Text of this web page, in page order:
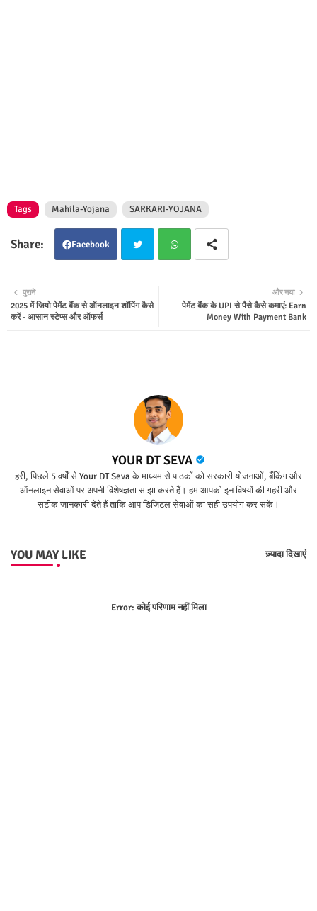
Tags Mahila-Yojana SARKARI-YOJANA
Facebook
ter tsap
और नया
पेमेंट बैंक के UPI से पैसे कैसे कमाएं: Earn
Money With Payment Bank
पुराने
2025 में जियो पेमेंट बैंक से ऑनलाइन शॉपिंग कैसे
करें - आसान स्टेप्स और ऑफर्स
YOUR DT SEVA
हरी, पिछले 5 वर्षों से Your DT Seva के माध्यम से पाठकों को सरकारी योजनाओं, बैंकिंग और
ऑनलाइन सेवाओं पर अपनी विशेषज्ञता साझा करते हैं। हम आपको इन विषयों की गहरी और
सटीक जानकारी देते हैं ताकि आप डिजिटल सेवाओं का सही उपयोग कर सकें।
YOU MAY LIKE ज़्यादा दिखाएं
Error:कोई परिणाम नहीं मिला